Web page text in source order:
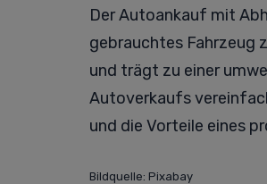
Der Autoankauf mit
gebrauchtes Fahrzeug
und trägt zu einer
Autoverkaufs
und die Vorteile eines
Bildquelle: Pixabay